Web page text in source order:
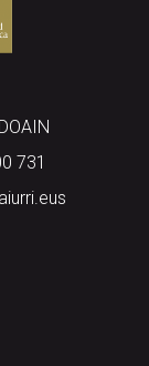
731